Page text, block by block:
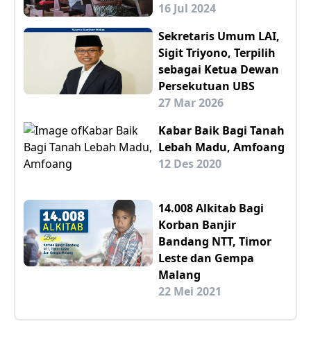
16 Jul 2024
Sekretaris Umum LAI,
Sigit Triyono, Terpilih
sebagai Ketua Dewan
Persekutuan UBS
27 Mar 2026
Kabar Baik Bagi Tanah
Lebah Madu, Amfoang
12 Des 2020
14.008 Alkitab Bagi
Korban Banjir
Bandang NTT, Timor
Leste dan Gempa
Malang
22 Mei 2021